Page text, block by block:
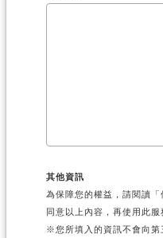
其他資訊
為保障您的權益，請閱讀
同意以上內容，再使用此服
※您所填入的資訊不會向第